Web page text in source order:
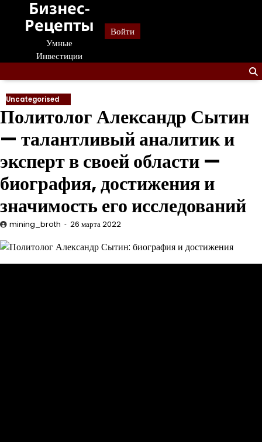
Перейти
содержанию
Бизнес-
Рецепты
Умные
Инвестиции
Войти
Uncategorised
Политолог Александр Сытин
— талантливый аналитик и
эксперт в своей области —
биография, достижения и
значимость его исследований
mining_broth 26 марта 2022